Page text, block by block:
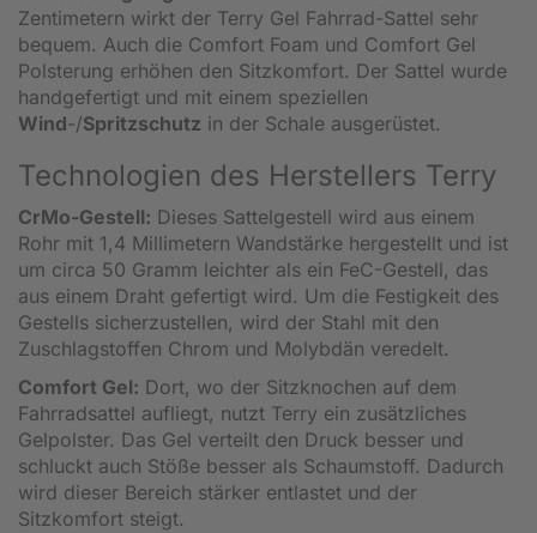
Zentimetern wirkt der Terry Gel Fahrrad-Sattel sehr
bequem. Auch die Comfort Foam und Comfort Gel
Polsterung erhöhen den Sitzkomfort. Der Sattel wurde
handgefertigt und mit einem speziellen
Wind-/Spritzschutz in der Schale ausgerüstet.
Technologien des Herstellers Terry
CrMo-Gestell: Dieses Sattelgestell wird aus einem
Rohr mit 1,4 Millimetern Wandstärke hergestellt und ist
um circa 50 Gramm leichter als ein FeC-Gestell, das
aus einem Draht gefertigt wird. Um die Festigkeit des
Gestells sicherzustellen, wird der Stahl mit den
Zuschlagstoffen Chrom und Molybdän veredelt.
Comfort Gel: Dort, wo der Sitzknochen auf dem
Fahrradsattel aufliegt, nutzt Terry ein zusätzliches
Gelpolster. Das Gel verteilt den Druck besser und
schluckt auch Stöße besser als Schaumstoff. Dadurch
wird dieser Bereich stärker entlastet und der
Sitzkomfort steigt.